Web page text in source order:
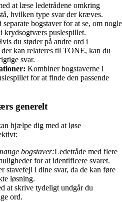
at læse ledetrådene omkring
hvilken type svar der kræves.
bogstaver for at se, om nogle
krydsogtværs puslespillet.
du støder på andre ord i
kan relateres til TONE, kan du
svar.
Kombiner bogstaverne i
for at finde den passende
generelt
hjælpe dig med at løse
bogstaver:Ledetråde med flere
for at identificere svaret.
stavefejl i dine svar, da de kan føre
løsning.
at skrive tydeligt undgår du
ord.